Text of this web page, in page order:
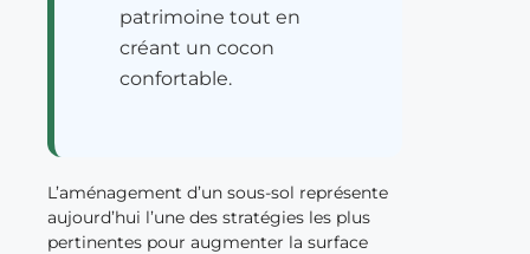
patrimoine tout en
créant un cocon
confortable.
L’aménagement d’un sous-sol représente
aujourd’hui l’une des stratégies les plus
pertinentes pour augmenter la surface